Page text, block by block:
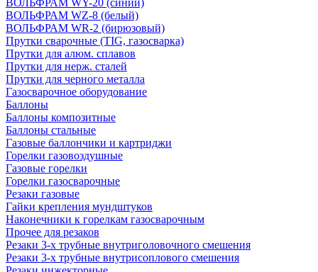
ВОЛЬФРАМ WY-20 (синий)
ВОЛЬФРАМ WZ-8 (белый)
ВОЛЬФРАМ WR-2 (бирюзовый)
Прутки сварочные (TIG, газосварка)
Прутки для алюм. сплавов
Прутки для нерж. сталей
Прутки для черного металла
Газосварочное оборудование
Баллоны
Баллоны композитные
Баллоны стальные
Газовые баллончики и картриджи
Горелки газовоздушные
Газовые горелки
Горелки газосварочные
Резаки газовые
Гайки крепления мундштуков
Наконечники к горелкам газосварочным
Прочее для резаков
Резаки 3-х трубные внутриголовочного смешения
Резаки 3-х трубные внутрисоплового смешения